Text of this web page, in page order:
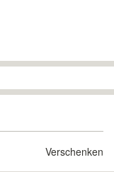
Verschenken